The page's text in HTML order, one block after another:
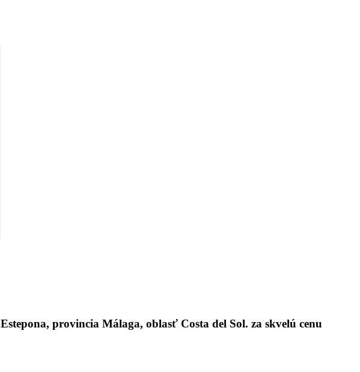
provincia Málaga, oblasť Costa del Sol. za skvelú cenu